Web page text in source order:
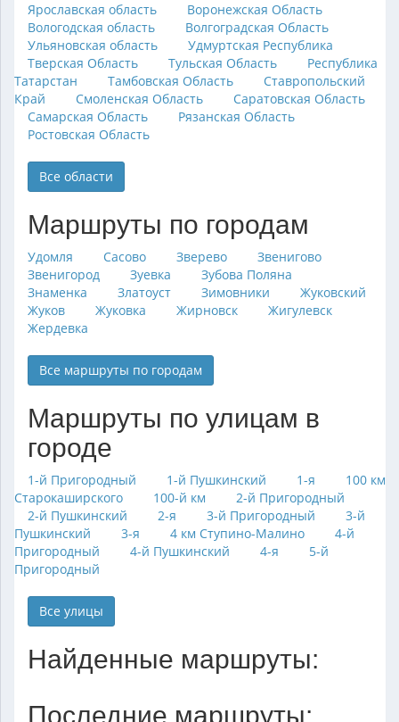
Ярославская область
Воронежская Область
Вологодская область
Волгоградская Область
Ульяновская область
Удмуртская Республика
Тверская Область
Тульская Область
Республика
Татарстан
Тамбовская Область
Ставропольский
Край
Смоленская Область
Саратовская Область
Самарская Область
Рязанская Область
Ростовская Область
Все области
Маршруты по городам
Удомля Сасово Зверево
Звенигово
Звенигород
Зуевка
Зубова Поляна
Знаменка
Златоуст Зимовники
Жуковский
Жуков
Жуковка Жирновск
Жигулевск
Жердевка
Все маршруты по городам
Маршруты по улицам в
городе
1-й Пригородный 1-й Пушкинский 1-я
100 км
Старокаширского
100-й км
2-й Пригородный
2-й Пушкинский
2-я 3-й Пригородный
3-й
Пушкинский
3-я 4 км Ступино-Малино
4-й
Пригородный
4-й Пушкинский 4-я
5-й
Пригородный
Все улицы
Найденные маршруты:
Последние маршруты: